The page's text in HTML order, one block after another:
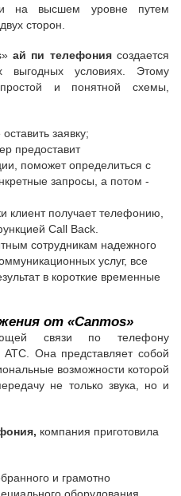
на высшем уровне путем
сторон.
ай пи телефониясоздается
условиях. Этому
и понятной схемы,
заявку;
предоставит
поможет определиться с
запросы, а потом -
клиент получает телефонию,
Call Back.
сотрудникам надежного
услуг, все
в короткие временные
от «Canmos»
связи по телефону
АТС. Она представляет собой
возможности которой
не только звука, но и
компания приготовила
и грамотно